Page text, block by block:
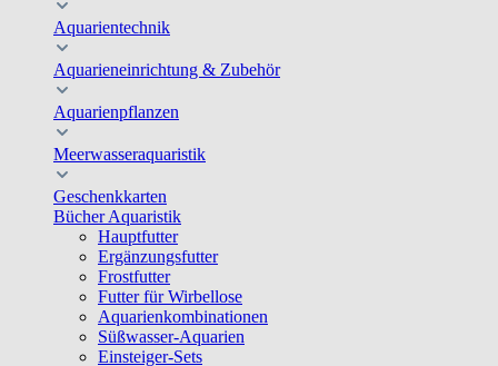
Aquarientechnik
Aquarieneinrichtung & Zubehör
Aquarienpflanzen
Meerwasseraquaristik
Geschenkkarten
Bücher Aquaristik
Hauptfutter
Ergänzungsfutter
Frostfutter
Futter für Wirbellose
Aquarienkombinationen
Süßwasser-Aquarien
Einsteiger-Sets